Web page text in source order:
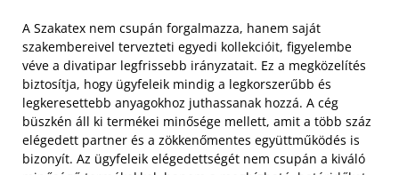
A Szakatex nem csupán forgalmazza, hanem saját
szakembereivel tervezteti egyedi kollekcióit, figyelembe
véve a divatipar legfrissebb irányzatait. Ez a megközelítés
biztosítja, hogy ügyfeleik mindig a legkorszerűbb és
legkeresettebb anyagokhoz juthassanak hozzá. A cég
büszkén áll ki termékei minősége mellett, amit a több száz
elégedett partner és a zökkenőmentes együttműködés is
bizonyít. Az ügyfeleik elégedettségét nem csupán a kiváló